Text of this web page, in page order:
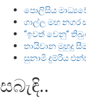
පොලිසිය
ගාල්ල මහ නගර
“ඉවත් වෙනු”
තායිවාන මුහුදු
සුනාමි දුම්රිය
සබැඳි..